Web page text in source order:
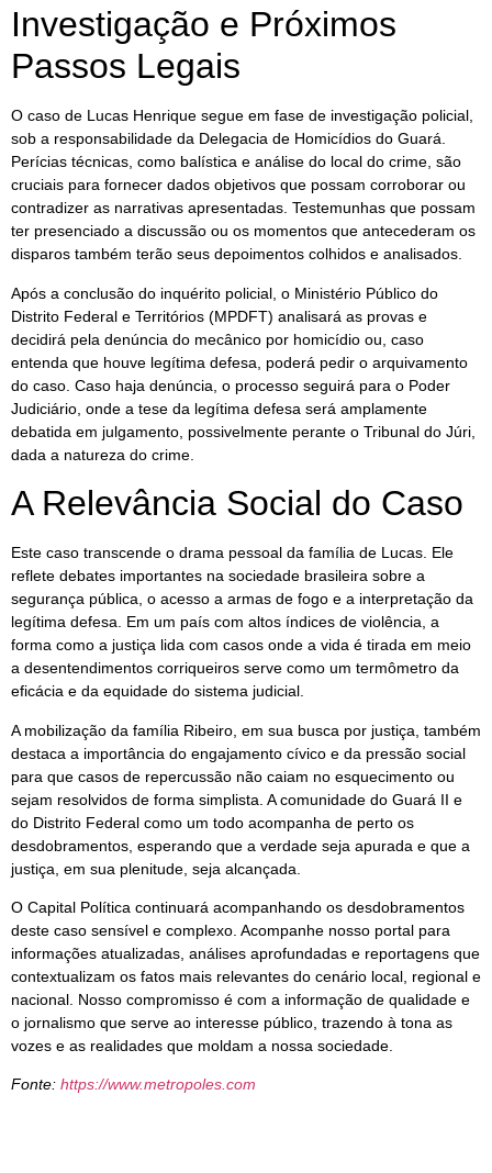
Investigação e Próximos
Passos Legais
O caso de Lucas Henrique segue em fase de investigação policial,
sob a responsabilidade da Delegacia de Homicídios do Guará.
Perícias técnicas, como balística e análise do local do crime, são
cruciais para fornecer dados objetivos que possam corroborar ou
contradizer as narrativas apresentadas. Testemunhas que possam
ter presenciado a discussão ou os momentos que antecederam os
disparos também terão seus depoimentos colhidos e analisados.
Após a conclusão do inquérito policial, o Ministério Público do
Distrito Federal e Territórios (MPDFT) analisará as provas e
decidirá pela denúncia do mecânico por homicídio ou, caso
entenda que houve legítima defesa, poderá pedir o arquivamento
do caso. Caso haja denúncia, o processo seguirá para o Poder
Judiciário, onde a tese da legítima defesa será amplamente
debatida em julgamento, possivelmente perante o Tribunal do Júri,
dada a natureza do crime.
A Relevância Social do Caso
Este caso transcende o drama pessoal da família de Lucas. Ele
reflete debates importantes na sociedade brasileira sobre a
segurança pública, o acesso a armas de fogo e a interpretação da
legítima defesa. Em um país com altos índices de violência, a
forma como a justiça lida com casos onde a vida é tirada em meio
a desentendimentos corriqueiros serve como um termômetro da
eficácia e da equidade do sistema judicial.
A mobilização da família Ribeiro, em sua busca por justiça, também
destaca a importância do engajamento cívico e da pressão social
para que casos de repercussão não caiam no esquecimento ou
sejam resolvidos de forma simplista. A comunidade do Guará II e
do Distrito Federal como um todo acompanha de perto os
desdobramentos, esperando que a verdade seja apurada e que a
justiça, em sua plenitude, seja alcançada.
O Capital Política continuará acompanhando os desdobramentos
deste caso sensível e complexo. Acompanhe nosso portal para
informações atualizadas, análises aprofundadas e reportagens que
contextualizam os fatos mais relevantes do cenário local, regional e
nacional. Nosso compromisso é com a informação de qualidade e
o jornalismo que serve ao interesse público, trazendo à tona as
vozes e as realidades que moldam a nossa sociedade.
Fonte: https://www.metropoles.com